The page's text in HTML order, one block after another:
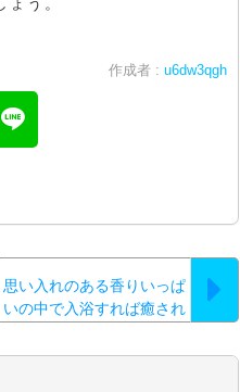
作成者 : u6dw3qgh
思い入れのある香りいっぱ
いの中で入浴すれば癒され